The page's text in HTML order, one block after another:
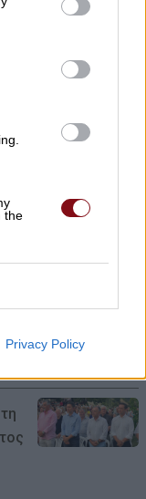
the
Privacy Policy